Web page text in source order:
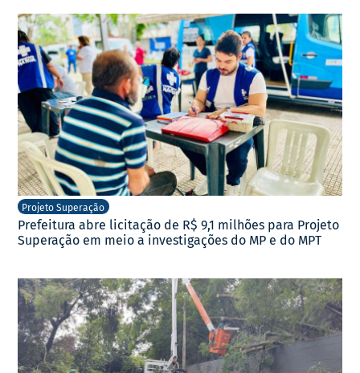
Projeto Superação
Prefeitura abre licitação de R$ 9,1 milhões para Projeto
Superação em meio a investigações do MP e do MPT